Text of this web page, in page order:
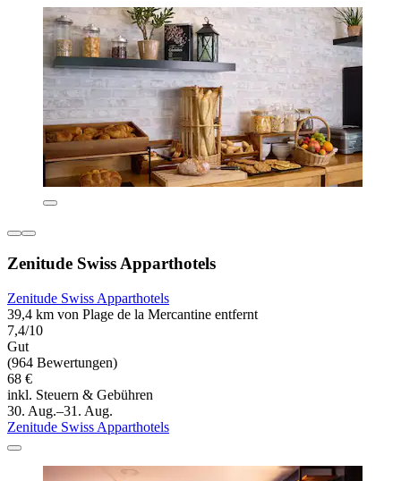
Zenitude Swiss Apparthotels
Zenitude Swiss Apparthotels
39,4 km von Plage de la Mercantine entfernt
7,4/10
Gut
(964 Bewertungen)
68 €
inkl. Steuern & Gebühren
30. Aug.–31. Aug.
Zenitude Swiss Apparthotels